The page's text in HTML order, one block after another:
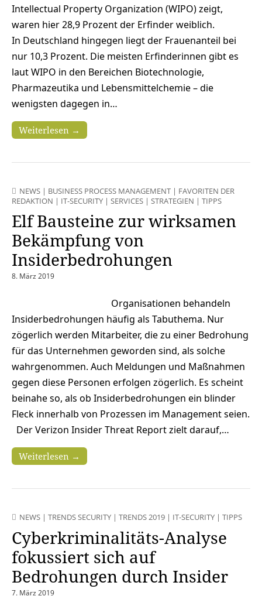
Intellectual Property Organization (WIPO) zeigt,
waren hier 28,9 Prozent der Erfinder weiblich.
In Deutschland hingegen liegt der Frauenanteil bei
nur 10,3 Prozent. Die meisten Erfinderinnen gibt es
laut WIPO in den Bereichen Biotechnologie,
Pharmazeutika und Lebensmittelchemie – die
wenigsten dagegen in…
Weiterlesen →
NEWS | BUSINESS PROCESS MANAGEMENT | FAVORITEN DER
REDAKTION | IT-SECURITY | SERVICES | STRATEGIEN | TIPPS
Elf Bausteine zur wirksamen
Bekämpfung von
Insiderbedrohungen
8. März 2019
Organisationen behandeln
Insiderbedrohungen häufig als Tabuthema. Nur
zögerlich werden Mitarbeiter, die zu einer Bedrohung
für das Unternehmen geworden sind, als solche
wahrgenommen. Auch Meldungen und Maßnahmen
gegen diese Personen erfolgen zögerlich. Es scheint
beinahe so, als ob Insiderbedrohungen ein blinder
Fleck innerhalb von Prozessen im Management seien.
Der Verizon Insider Threat Report zielt darauf,…
Weiterlesen →
NEWS | TRENDS SECURITY | TRENDS 2019 | IT-SECURITY | TIPPS
Cyberkriminalitäts-Analyse
fokussiert sich auf
Bedrohungen durch Insider
7. März 2019